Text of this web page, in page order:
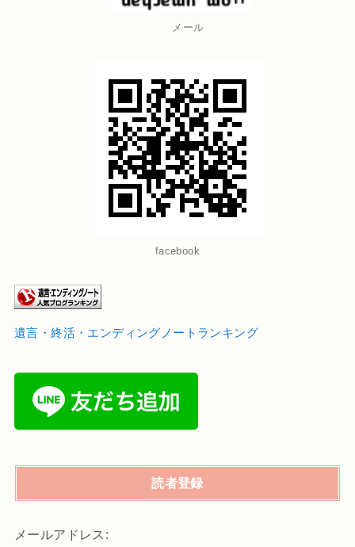
メール
facebook
遺言・終活・エンディングノートランキング
読者登録
メールアドレス: